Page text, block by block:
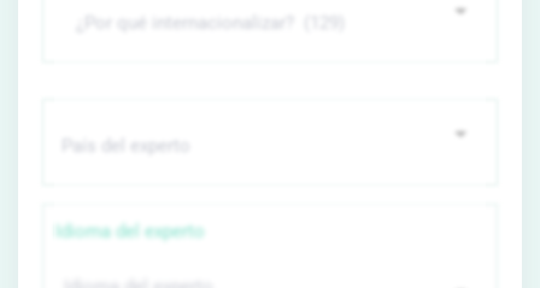
Idioma del experto